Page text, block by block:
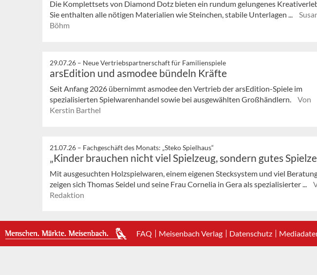
Die Komplettsets von Diamond Dotz bieten ein rundum gelungenes
Sie enthalten alle nötigen Materialien wie Steinchen, stabile Unterlagen ...
Böhm
29.07.26 – Neue Vertriebspartnerschaft für Familienspiele
arsEdition und asmodee bündeln Kräfte
Seit Anfang 2026 übernimmt asmodee den Vertrieb der arsEdition-Spiele im
spezialisierten Spielwarenhandel sowie bei ausgewählten Großhändlern.
Von
Kerstin Barthel
21.07.26 – Fachgeschäft des Monats: „Steko Spielhaus“
„Kinder brauchen nicht viel Spielzeug, sondern gutes
Mit ausgesuchten Holzspielwaren, einem eigenen Stecksystem und viel
zeigen sich Thomas Seidel und seine Frau Cornelia in Gera als spezialisierter ...
Redaktion
FAQ Meisenbach Verlag Datenschutz